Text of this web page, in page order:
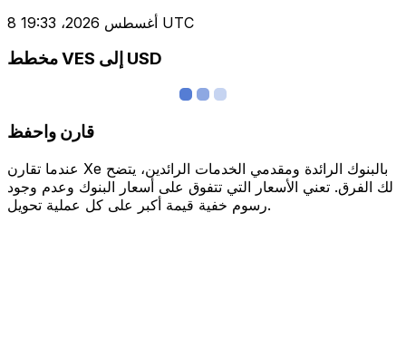
8 أغسطس 2026، 19:33 UTC
مخطط VES إلى USD
قارن واحفظ
عندما تقارن Xe بالبنوك الرائدة ومقدمي الخدمات الرائدين، يتضح
لك الفرق. تعني الأسعار التي تتفوق على أسعار البنوك وعدم وجود
رسوم خفية قيمة أكبر على كل عملية تحويل.